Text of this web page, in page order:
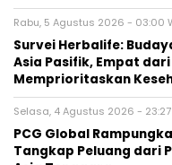
Rabu, 5 Agustus 2026 - 03:00
Survei Herbalife:
Asia Pasifik, Empat
Memprioritaskan
Selasa, 4 Agustus 2026 - 23:27
PCG Global
Tangkap Peluang dari